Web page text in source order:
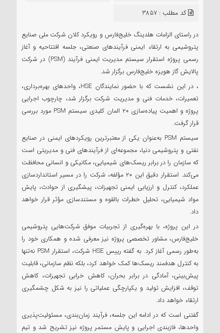
کد مطلب : 3857
در راستای الزامات هلدینگ خلیج‌فارس و رویکرد کلان شرکت ملی صنایع
پتروشیمی به ارتقاء ایمنی فرآیند‌های صنعتی، جلسه افتتاحیه و آغاز
رسمی پروژه استقرار سیستم مدیریت ایمنی فرآیند (PSM) در شرکت
پالایش گاز هویزه خلیج‌فارس برگزار شد.
، در این نشست که با حضور نمایندگان HSE، واحد‌های بهره‌برداری،
تعمیرات، خدمات فنی و مدیریت شرکت برگزار شد، چارچوب اجرایی
پروژه و اهمیت پیاده‌سازی ۲۰ المان کلیدی سیستم PSM مورد بررسی
قرار گرفت.
سیستم PSM به‌عنوان یکی از معتبرترین رویکرد‌های ایمنی در صنایع
نفتی و پتروشیمی دنیا، مجموعه‌ای از فرآیند‌های فنی و مدیریتی است
که سازمان را در برابر ریسک‌های شیمیایی، مکانیکی و انسانی محافظت
می‌کند. استقرار دقیق این ۲۰ مؤلفه، شرکت را در مسیر استانداردسازی
عملکرد، کنترل و ارزیابی ایمنی تجهیزات، پیشگیری از حوادث، پایش
مواد شیمیایی، تحلیل خطرات بالقوه و مستندسازی مؤثر قرار خواهد
داد.
در این پروژه، با بهره‌گیری از تجربیات موفق شرکت‌هایی پتروشیمی
خلیج‌فارس، مشاور تخصصی پروژه نیز معرفی شده و همکاری خود را
به‌طور رسمی آغاز کرد. به گفته رییس HSE شرکت، استقرار PSM نه‌تنها
به کنترل هدفمند ریسک‌ها کمک خواهد کرد، بلکه نظم سازمانی، قابلیت
پیش‌بینی، آمادگی در برابر بحران، کاهش خرابی تجهیزات، کاهش
توقف، افزایش تولید و یکپارچگی عملیاتی را نیز به شکل چشمگیری
ارتقاء خواهد داد.
گفتنی است که در ادامه این جلسه، فرآیند زمان‌بندی، مسئولیت‌پذیری
واحدها، فازبندی اجرایی و پایش مستمر پروژه نیز تشریح شد و تیم